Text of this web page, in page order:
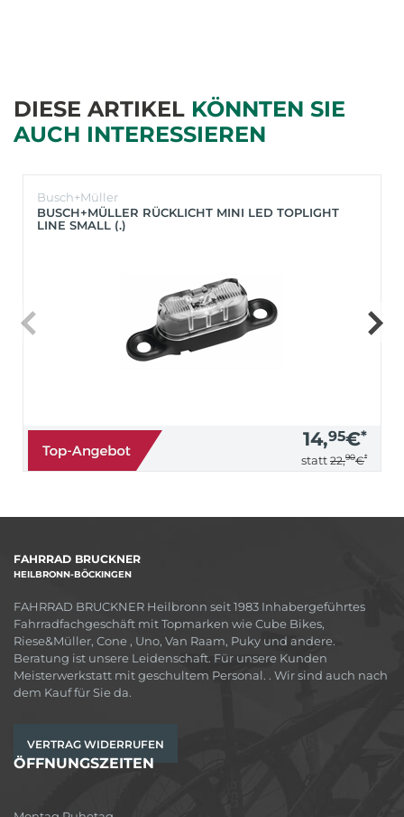
DIESE ARTIKEL KÖNNTEN SIE
AUCH INTERESSIEREN
Busch+Müller
BUSCH+MÜLLER RÜCKLICHT MINI LED TOPLIGHT
LINE SMALL (.)
14,95€*
statt 22,90€*
FAHRRAD BRUCKNER
HEILBRONN-BÖCKINGEN
FAHRRAD BRUCKNER Heilbronn seit 1983 Inhabergeführtes
Fahrradfachgeschäft mit Topmarken wie Cube Bikes,
Riese&Müller, Cone , Uno, Van Raam, Puky und andere.
Beratung ist unsere Leidenschaft. Für unsere Kunden
Meisterwerkstatt mit geschultem Personal. . Wir sind auch nach
dem Kauf für Sie da.
VERTRAG WIDERRUFEN
ÖFFNUNGSZEITEN